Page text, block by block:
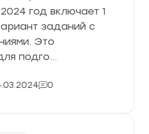
год включает 1
заданий с
Это
подго…
0